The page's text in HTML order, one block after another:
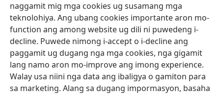
naggamit mig mga cookies ug susamang mga
teknolohiya. Ang ubang cookies importante aron mo-
function ang among website ug dili ni puwedeng i-
decline. Puwede nimong i-accept o i-decline ang
paggamit ug dugang nga mga cookies, nga gigamit
lang namo aron mo-improve ang imong experience.
Walay usa niini nga data ang ibaligya o gamiton para
sa marketing. Alang sa dugang impormasyon, basaha
bag-
ong
window)
Watchtower ONLINE NGA LIBRARYA
(mo-
open
ug
bag-
window)
JW Hub
(mo-
open
ug
bag-
ong
window)
JW Library
Watchtower Library